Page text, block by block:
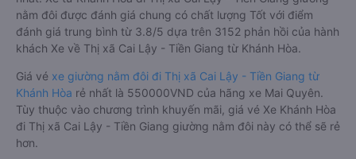
nằm đôi được đánh giá chung có chất lượng Tốt với điểm
đánh giá trung bình từ 3.8/5 dựa trên 3152 phản hồi của hành
khách Xe về Thị xã Cai Lậy - Tiền Giang từ Khánh Hòa.
Giá vé xe giường nằm đôi đi Thị xã Cai Lậy - Tiền Giang từ
Khánh Hòa rẻ nhất là 550000VND của hãng xe Mai Quyên.
Tùy thuộc vào chương trình khuyến mãi, giá vé Xe Khánh Hòa
đi Thị xã Cai Lậy - Tiền Giang giường nằm đôi này có thể sẽ rẻ
hơn.